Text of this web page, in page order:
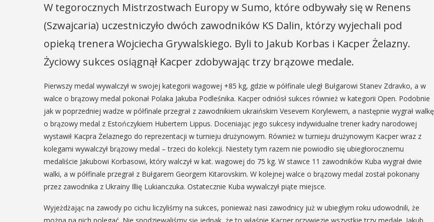
W tegorocznych Mistrzostwach Europy w Sumo, które odbywały się w Renens
(Szwajcaria) uczestniczyło dwóch zawodników KS Dalin, którzy wyjechali pod
opieką trenera Wojciecha Grywalskiego. Byli to Jakub Korbas i Kacper Żelazny.
Życiowy sukces osiągnął Kacper zdobywając trzy brązowe medale.
Pierwszy medal wywalczył w swojej kategorii wagowej +85 kg, gdzie w półfinale uległ Bułgarowi Stanev Zdravko, a w
walce o brązowy medal pokonał Polaka Jakuba Podleśnika. Kacper odniósł sukces również w kategorii Open. Podobnie
jak w poprzedniej wadze w półfinale przegrał z zawodnikiem ukraińskim Vesevem Korylewem, a następnie wygrał walkę
o brązowy medal z Estończykiem Hubertem Lippus. Doceniając jego sukcesy indywidualne trener kadry narodowej
wystawił Kacpra Żelaznego do reprezentacji w turnieju drużynowym. Również w turnieju drużynowym Kacper wraz z
kolegami wywalczył brązowy medal – trzeci do kolekcji. Niestety tym razem nie powiodło się ubiegłorocznemu
medaliście Jakubowi Korbasowi, który walczył w kat. wagowej do 75 kg. W stawce 11 zawodników Kuba wygrał dwie
walki, a w półfinale przegrał z Bułgarem Georgem Kitarovskim. W kolejnej walce o brązowy medal został pokonany
przez zawodnika z Ukrainy Illię Lukianczuka. Ostatecznie Kuba wywalczył piąte miejsce.
Wyjeżdżając na zawody po cichu liczyliśmy na sukces, ponieważ nasi zawodnicy już w ubiegłym roku udowodnili, że